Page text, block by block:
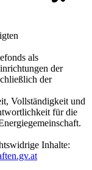
als
der
der
Vollständigkeit und
für die
Inhalte: